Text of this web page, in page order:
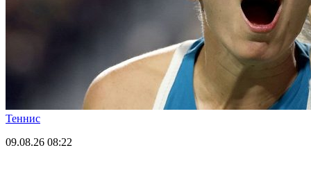
Теннис
09.08.26 08:22